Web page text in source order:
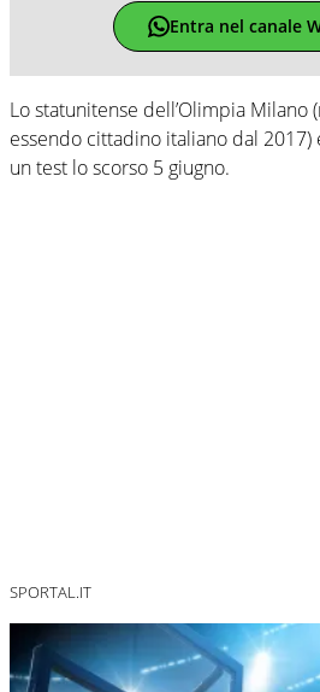
Entra nel canale
Lo statunitense dell’Olimpia Milano
essendo cittadino italiano dal
un test lo scorso 5 giugno.
SPORTAL.IT